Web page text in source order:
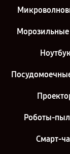
Роботы-
Смарт-